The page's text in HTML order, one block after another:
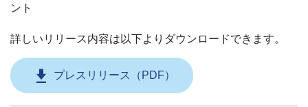
ント
詳しいリリース内容は以下よりダウンロードできます。
プレスリリース（PDF）